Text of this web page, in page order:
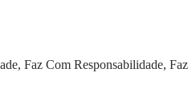
Faz Com Responsabilidade,